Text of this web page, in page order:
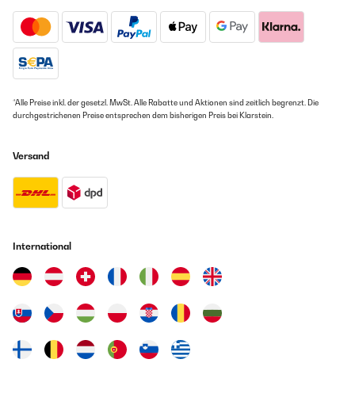
*Alle Preise inkl. der gesetzl. MwSt. Alle Rabatte und Aktionen sind zeitlich begrenzt. Die
durchgestrichenen Preise entsprechen dem bisherigen Preis bei Klarstein.
Versand
International